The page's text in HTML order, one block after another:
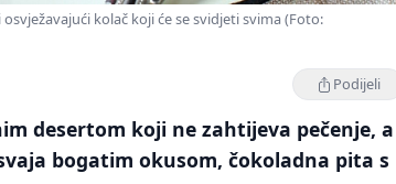
kolač koji će se svidjeti svima (Foto:
Podijeli
desertom koji ne zahtijeva pečenje, a
bogatim okusom, čokoladna pita s